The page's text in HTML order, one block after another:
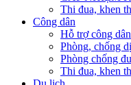
Thi đua, khen
Công dân
Hỗ trợ công dân
Phòng, chống
Phòng chống
Thi đua, khen